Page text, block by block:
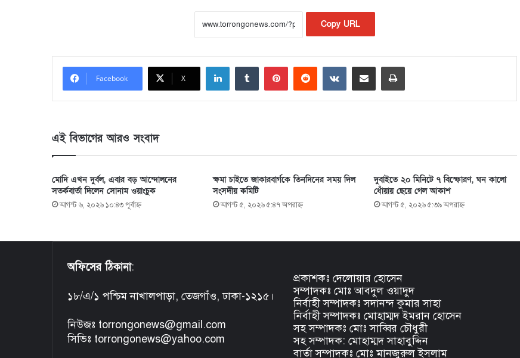
Copy URL
Facebook X
LinkedIn VKontakte
এই বিভাগের আরও সংবাদ
মোদি এখন দুর্বল, এবার বড় আন্দোলনের
সতর্কবার্তা দিলেন সোনাম ওয়াংচুক
আগস্ট ৬, ২০২৬ ১০:৪৩ পূর্বাহ্ণ
ক্ষমা চাইতে জাকারবার্গকে তিনদিনের সময় দিল
সংসদীয় কমিটি
আগস্ট ৫, ২০২৬ ৫:৪৭ অপরাহ্ণ
দুবাইতে ২০ মিনিটে ৭ বিস্ফোরণ, ঘন কালো
ধোঁয়ায় ছেয়ে গেল আকাশ
আগস্ট ৫, ২০২৬ ৫:৩৯ অপরাহ্ণ
অফিসের ঠিকানা:
১৮/এ/১ পশ্চিম নাখালপাড়া, তেজগাঁও, ঢাকা-১২১৫।
নিউজঃ torrongonews@gmail.com
সিভিঃ torrongonews@yahoo.com
প্রকাশকঃ দেলোয়ার হোসেন
সম্পাদকঃ মোঃ আবদুল ওয়াদুদ
নির্বাহী সম্পাদকঃ সদানন্দ কুমার সাহা
নির্বাহী সম্পাদকঃ মোহাম্মদ ইমরান হোসেন
সহ সম্পাদকঃ মোঃ সাব্বির চৌধুরী
সহ সম্পাদক: মোহাম্মদ সাহাবুদ্দিন
বার্তা সম্পাদকঃ মোঃ মানজুরুল ইসলাম